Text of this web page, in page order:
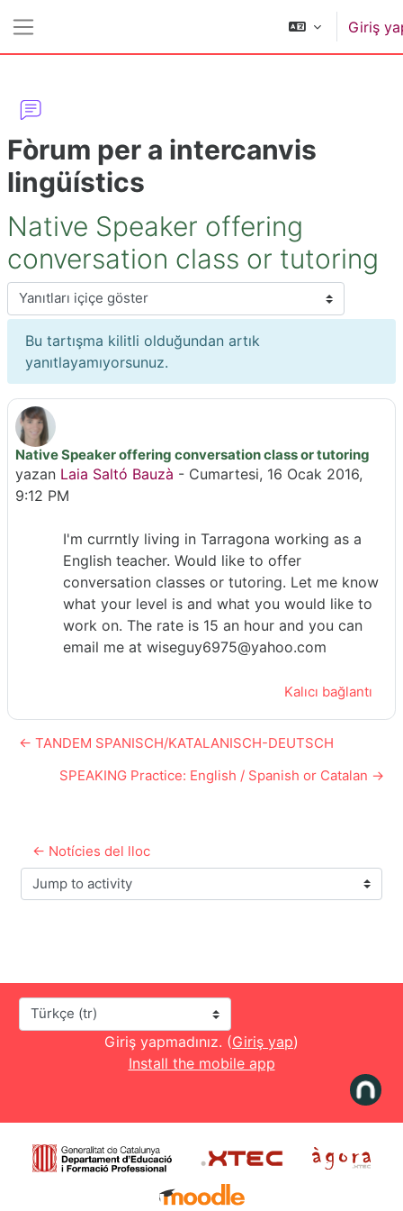
Giriş
Fòrum per a intercanvis
lingüístics
Native Speaker offering
conversation class or tutoring
Görünüm modu
Bu tartışma kilitli olduğundan artık
yanıtlayamıyorsunuz.
Native Speaker offering conversation class or tutoring
yazan Laia Saltó Bauzà - Cumartesi, 16 Ocak 2016,
9:12 PM
Yanıt sayısı: 0
I'm currntly living in Tarragona working as a
English teacher. Would like to offer
conversation classes or tutoring. Let me know
what your level is and what you would like to
work on. The rate is 15 an hour and you can
email me at wiseguy6975@yahoo.com
Kalıcı bağlantı
← TANDEM SPANISCH/KATALANISCH-DEUTSCH
SPEAKING Practice: English / Spanish or Catalan →
← Notícies del lloc
Jump to activity
Giriş yapmadınız. (Giriş yap)
Install the mobile app